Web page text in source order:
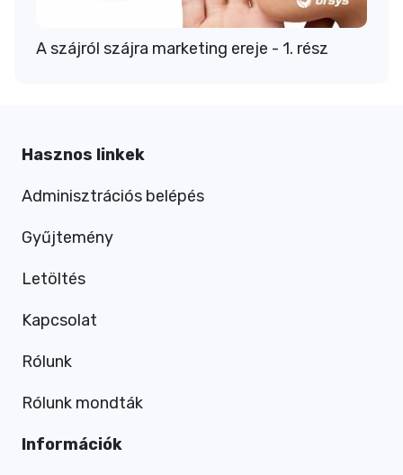
A szájról szájra marketing ereje - 1. rész
Hasznos linkek
Adminisztrációs belépés
Gyűjtemény
Letöltés
Kapcsolat
Rólunk
Rólunk mondták
Információk